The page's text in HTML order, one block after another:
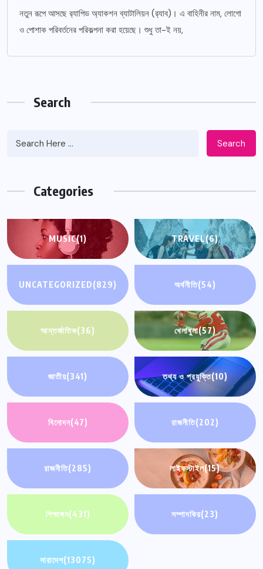
নতুন রূপে আসছে র‌্যাপিড অ্যাকশন ব্যাটালিয়ন (র‌্যাব)। এ বাহিনীর নাম, লোগো
ও পোশাক পরিবর্তনের পরিকল্পনা করা হয়েছে। শুধু তা-ই নয়,
Search
Search
Categories
MUSIC(1) TRAVEL(6)
UNCATEGORIZED(829) অর্থনীতি(54)
আন্তর্জাতিক(36) খেলাধুলা(57)
জাতীয়(341) তথ্য ও প্রযুক্তি(10)
বিনোদন(47) রাজনীতি(202)
রাজনীতি(285) লাইফস্টাইল(15)
শিক্ষাঙ্গন(431) সম্পাদকিয়(23)
সারাদেশ(13075)